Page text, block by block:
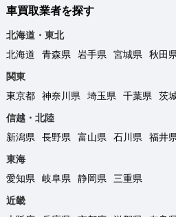
車買取業者を探す
北海道・東北
北海道
青森県 岩手県 宮城県 秋田
関東
東京都
神奈川県 埼玉県 千葉県 茨
信越・北陸
新潟県
長野県 富山県 石川県
福井
東海
愛知県
岐阜県 静岡県
三重県
近畿